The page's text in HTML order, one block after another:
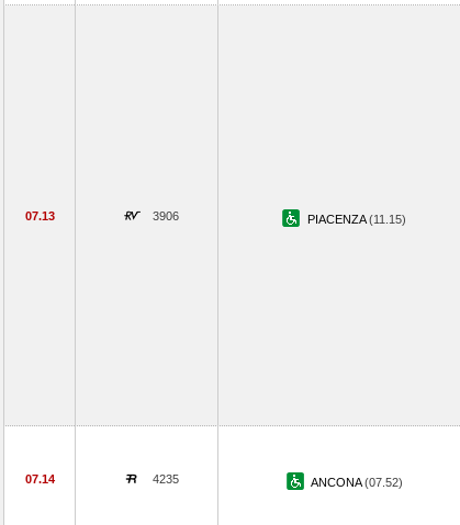
07.13 3906 PIACENZA(11.15)
07.14 4235 ANCONA(07.52)